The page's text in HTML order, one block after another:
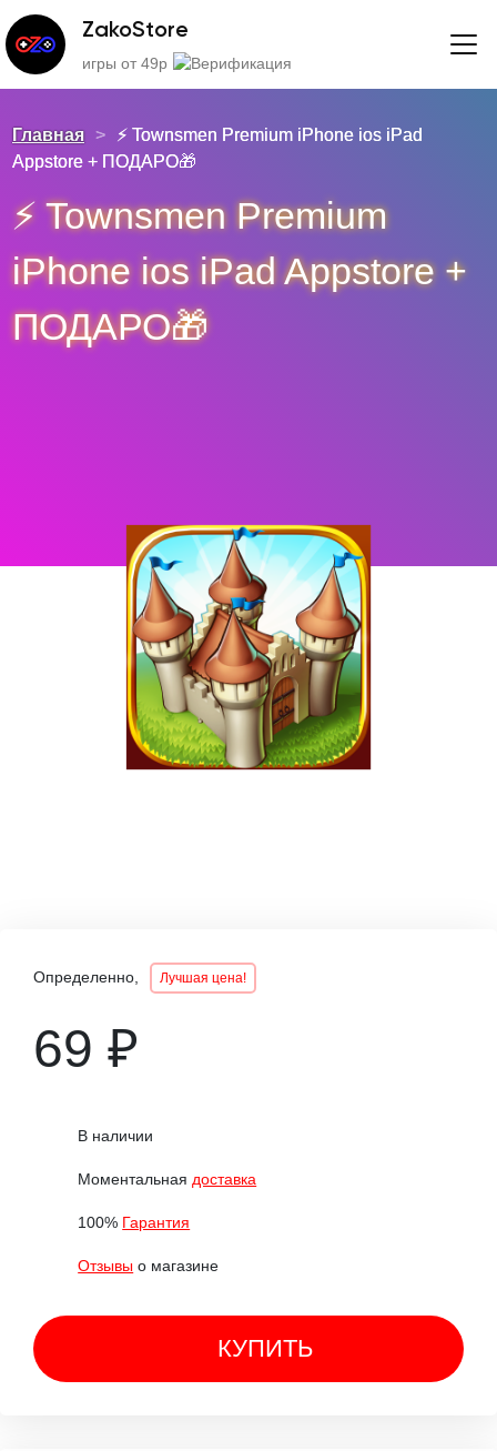
ZakoStore
игры от 49р
Главная >
⚡️ Townsmen Premium iPhone ios iPad
Appstore + ПОДАРО🎁
⚡️ Townsmen Premium
iPhone ios iPad Appstore +
ПОДАРО🎁
Определенно, Лучшая цена!
69 ₽
В наличии
Моментальная доставка
100% Гарантия
Отзывы о магазине
КУПИТЬ